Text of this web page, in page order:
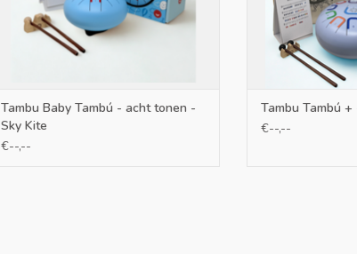
Tambu Baby Tambú - acht tonen -
Sky Kite
€--,--
Tambu Tambú
€--,--